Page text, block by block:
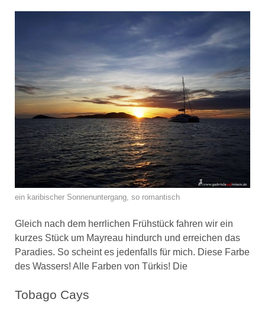
ein karibischer Sonnenuntergang, so romantisch
Gleich nach dem herrlichen Frühstück fahren wir ein
kurzes Stück um Mayreau hindurch und erreichen das
Paradies. So scheint es jedenfalls für mich. Diese Farbe
des Wassers! Alle Farben von Türkis! Die
Tobago Cays